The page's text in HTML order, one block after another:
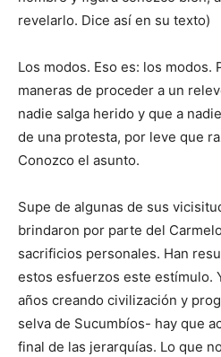
revelarlo. Dice así en su texto)
Los modos. Eso es: los modos.
maneras de proceder a un
nadie salga herido y que a
de una protesta, por leve que
Conozco el asunto.
Supe de algunas de sus
brindaron por parte del
sacrificios personales. Han
estos esfuerzos este estímulo.
años creando civilización y
selva de Sucumbíos- hay que
final de las jerarquías. Lo que